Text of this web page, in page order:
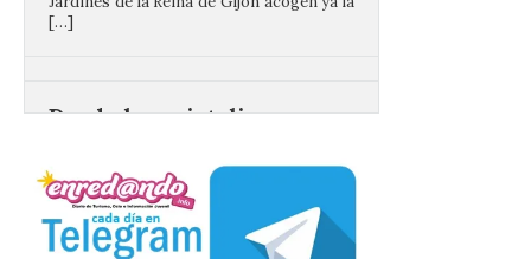
envían la vigésimo
10 Ago 2026